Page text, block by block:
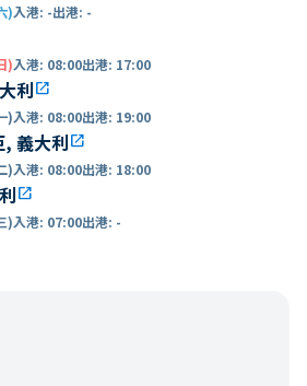
)入港: -出港: -
)入港: 08:00出港: 17:00
利open_in_new
)入港: 08:00出港: 19:00
義大利open_in_new
)入港: 08:00出港: 18:00
open_in_new
)入港: 07:00出港: -